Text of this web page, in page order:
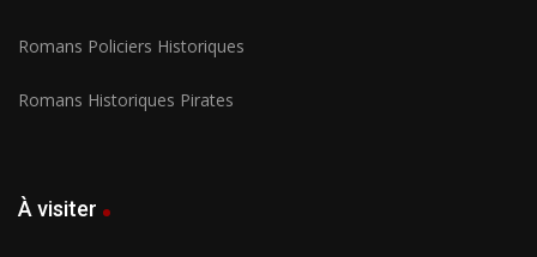
Romans Policiers Historiques
Romans Historiques Pirates
À visiter